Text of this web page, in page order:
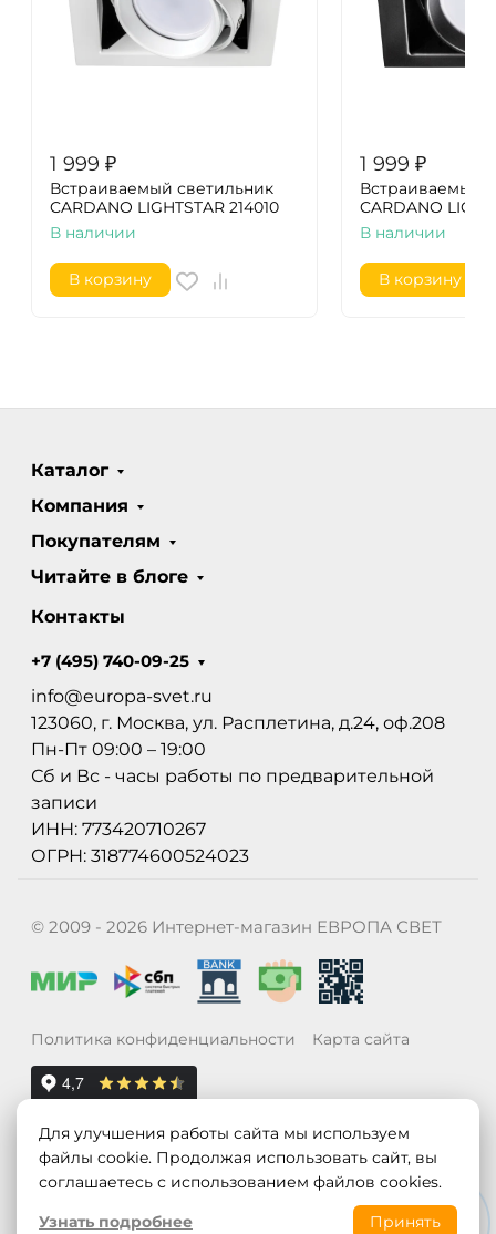
1 999 ₽
Встраиваемый светильник
CARDANO LIGHTSTAR 214010
В наличии
В корзину
1 999 ₽
Встраиваемый
CARDANO
В наличии
В корзину
Каталог
Компания
Покупателям
Читайте в блоге
Контакты
+7 (495) 740-09-25
info@europa-svet.ru
123060, г. Москва, ул. Расплетина, д.24, оф.208
Пн-Пт 09:00 – 19:00
Сб и Вс - часы работы по предварительной
записи
ИНН: 773420710267
ОГРН: 318774600524023
© 2009 - 2026 Интернет-магазин ЕВРОПА СВЕТ
Политика конфиденциальности Карта сайта
Для улучшения работы сайта мы используем
файлы cookie. Продолжая использовать сайт, вы
соглашаетесь с использованием файлов cookies.
Узнать подробнее
Принять